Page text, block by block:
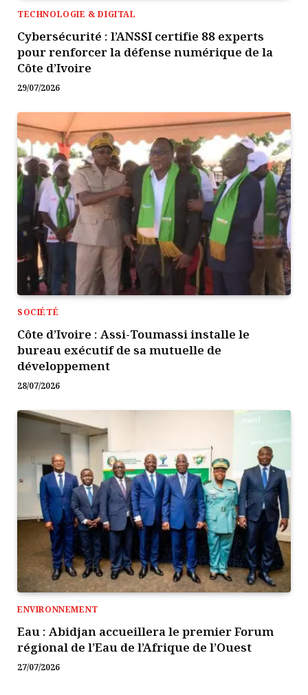
TECHNOLOGIE & DIGITAL
Cybersécurité : l’ANSSI certifie 88 experts
pour renforcer la défense numérique de la
Côte d’Ivoire
29/07/2026
SOCIÉTÉ
Côte d’Ivoire : Assi-Toumassi installe le
bureau exécutif de sa mutuelle de
développement
28/07/2026
ENVIRONNEMENT
Eau : Abidjan accueillera le premier Forum
régional de l’Eau de l’Afrique de l’Ouest
27/07/2026